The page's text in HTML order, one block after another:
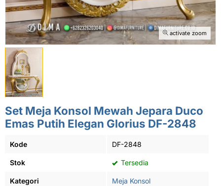
activate zoom
Set Meja Konsol Mewah Jepara Duco
Emas Putih Elegan Glorius DF-2848
Kode DF-2848
Stok Tersedia
Kategori Meja Konsol